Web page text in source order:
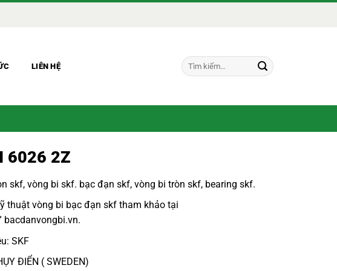
LIÊN HỆ
Tìm
kiếm:
6026 2Z
skf, vòng bi skf. bạc đạn skf,vòng bi tròn skf, bearing skf.
thuật vòng bi bạc đạn skftham khảo tại
bacdanvongbi.vn.
SKF
ĐIỂN ( SWEDEN)